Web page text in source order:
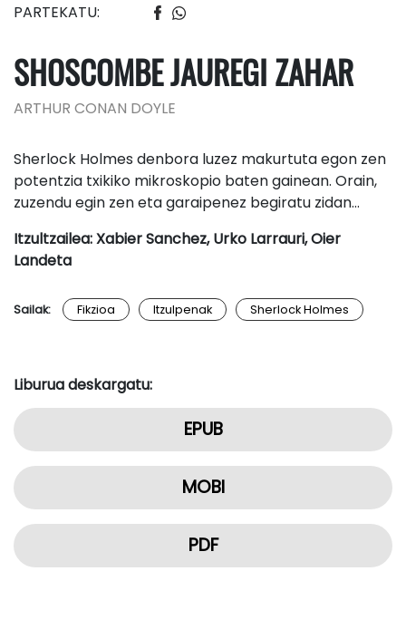
PARTEKATU:
SHOSCOMBE JAUREGI ZAHAR
ARTHUR CONAN DOYLE
Sherlock Holmes denbora luzez makurtuta egon zen
potentzia txikiko mikroskopio baten gainean. Orain,
zuzendu egin zen eta garaipenez begiratu zidan…
Itzultzailea: Xabier Sanchez, Urko Larrauri, Oier
Landeta
Sailak: Fikzioa Itzulpenak Sherlock Holmes
Liburua deskargatu:
EPUB
MOBI
PDF